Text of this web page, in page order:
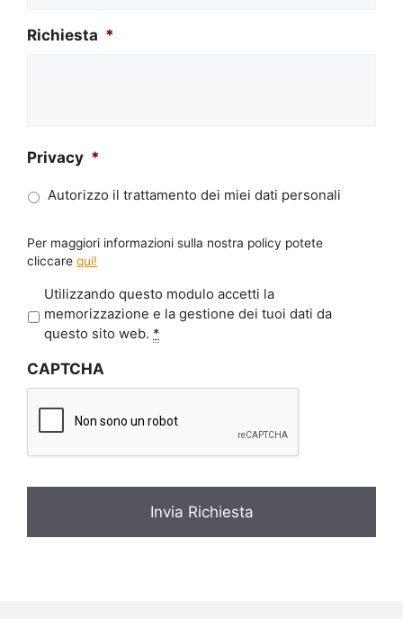
Richiesta *
Privacy *
Autorizzo il trattamento dei miei dati personali
Per maggiori informazioni sulla nostra policy potete
cliccare qui!
r
a
c
*
Utilizzando questo modulo accetti la
memorizzazione e la gestione dei tuoi dati da
questo sito web. *
CAPTCHA